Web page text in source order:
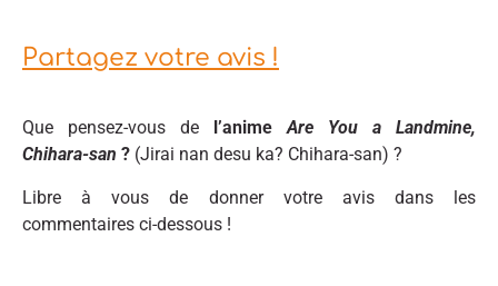
Partagez votre avis !
Que pensez-vous de l’animeAre You a Landmine,
Chihara-san ? (Jirai nan desu ka? Chihara-san) ?
Libre à vous de donner votre avis dans les
commentaires ci-dessous !